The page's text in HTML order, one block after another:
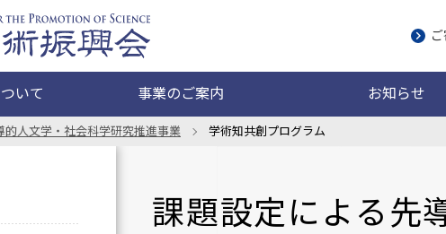
いて 事業のご案内 お知らせ
的人文学・社会科学研究推進事業 学術知共創プログラム
課題設定による先